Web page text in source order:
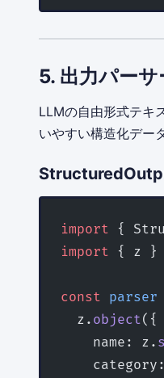
5. 出力パーサ
LLMの自由形式テキ
いやすい構造化デー
import {
import { z }
const parser
  z.
object({
    name: z.